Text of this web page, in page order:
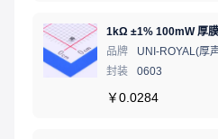
1kΩ ±1% 100mW 厚
品牌
UNI-ROYAL(厚
封装
0603
￥0.0284